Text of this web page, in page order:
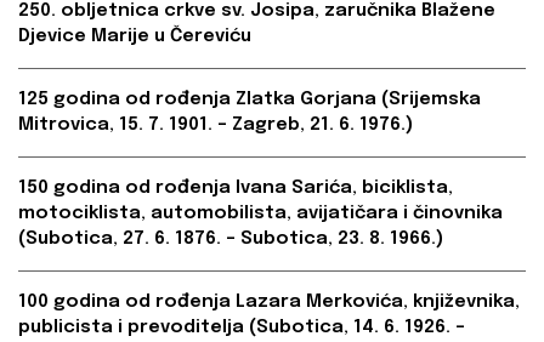
250. obljetnica crkve sv. Josipa, zaručnika Blažene
Djevice Marije u Čereviću
125 godina od rođenja Zlatka Gorjana (Srijemska
Mitrovica, 15. 7. 1901. – Zagreb, 21. 6. 1976.)
150 godina od rođenja Ivana Sarića, biciklista,
motociklista, automobilista, avijatičara i činovnika
(Subotica, 27. 6. 1876. – Subotica, 23. 8. 1966.)
100 godina od rođenja Lazara Merkovića, književnika,
publicista i prevoditelja (Subotica, 14. 6. 1926. –